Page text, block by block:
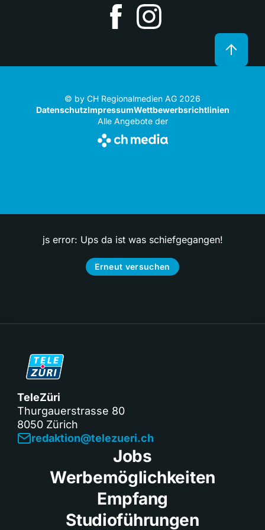
© by CH Regionalmedien AG 2026
DatenschutzImpressumWettbewerbsrichtlinien
Alle Angebote der
js error: Ups da ist was schiefgegangen!
Erneut versuchen
TeleZüri
Thurgauerstrasse 80
8050 Zürich
redaktion@telezueri.ch
Jobs
Werbemöglichkeiten
Empfang
Studioführungen